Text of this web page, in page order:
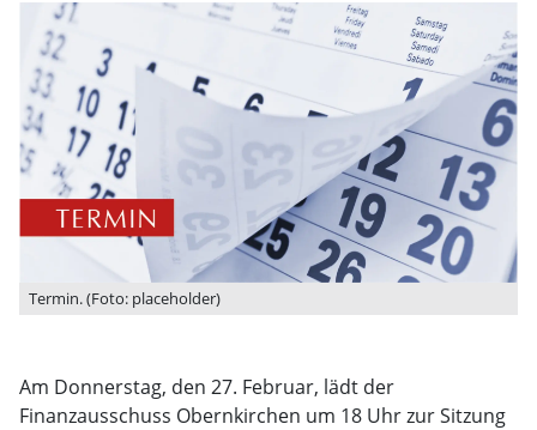
Termin. (Foto: placeholder)
Am Donnerstag, den 27. Februar, lädt der
Finanzausschuss Obernkirchen um 18 Uhr zur Sitzung